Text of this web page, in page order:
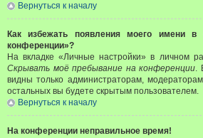
Вернуться к началу
Как избежать появления моего имени в
конференции»?
На вкладке «Личные настройки» в личном
Скрывать моё пребывание на конференции.
видны только администраторам,
остальных вы будете скрытым пользователем.
Вернуться к началу
На конференции неправильное время!